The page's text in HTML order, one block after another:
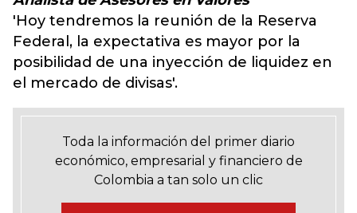
'Hoy tendremos la reunión de la Reserva
Federal, la expectativa es mayor por la
posibilidad de una inyección de liquidez en
el mercado de divisas'.
Toda la información del primer diario
económico, empresarial y financiero de
Colombia a tan solo un clic